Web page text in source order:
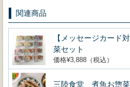
関連商品
【メッセージカード
菜セット
価格¥3,888（税込）
三陸食堂 煮魚お惣